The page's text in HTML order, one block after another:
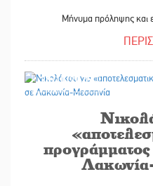
Μήνυμα πρόληψης και
30/10/2025